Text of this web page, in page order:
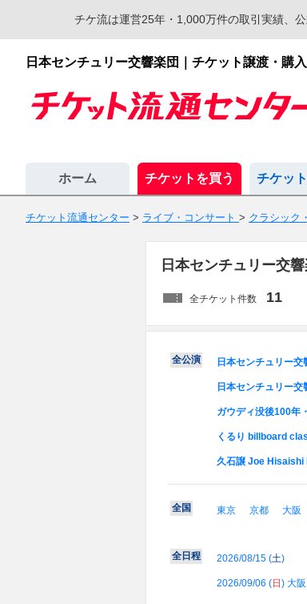
チケ流は運営25年・1,000万件の取引実績、
日本センチュリー交響楽団｜チケット譲渡・購
ホーム チケットを買う チケッ
チケット流通センター > ライブ・コンサート > クラシック
日本センチュリー交
全チケット件数 11
全公演 日本センチュリー
日本センチュリー
ガウディ没後100年
くるり billboard
久石譲 Joe
全国 東京 京都 大阪
全日程 2026/08/15 (土)
2026/09/06 (日 ) 大阪